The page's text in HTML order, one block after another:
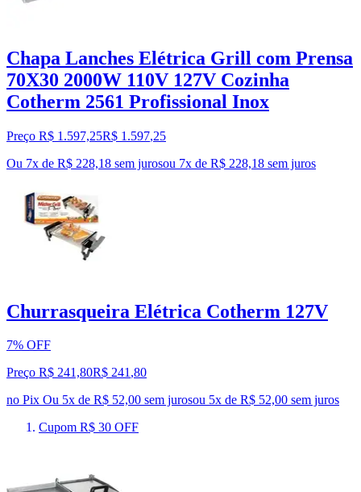
Chapa Lanches Elétrica Grill com Prensa
70X30 2000W 110V 127V Cozinha
Cotherm 2561 Profissional Inox
Preço R$ 1.597,25R$ 1.597,25
Ou 7x de R$ 228,18 sem jurosou 7x de R$ 228,18 sem juros
Churrasqueira Elétrica Cotherm 127V
7% OFF
Preço R$ 241,80R$ 241,80
no Pix Ou 5x de R$ 52,00 sem jurosou 5x de R$ 52,00 sem juros
Cupom R$ 30 OFF